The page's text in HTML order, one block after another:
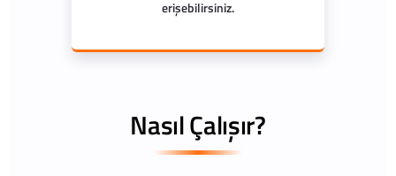
erişebilirsiniz.
Nasıl Çalışır?